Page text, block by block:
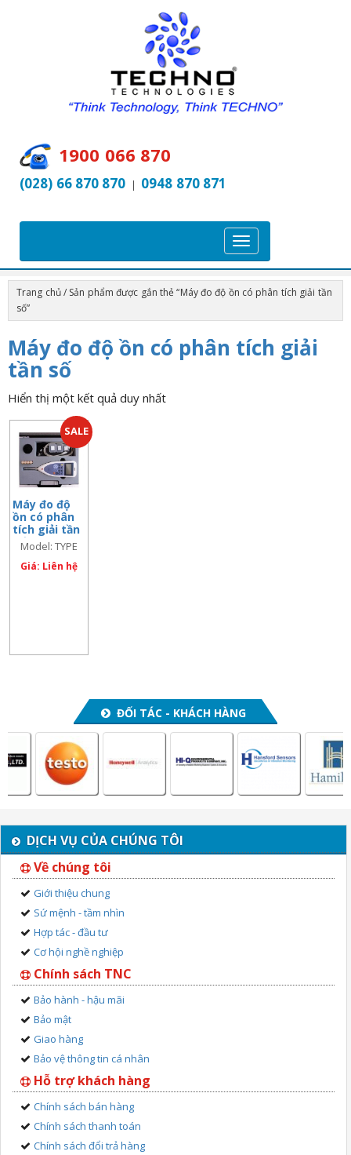
1900 066 870
(028) 66 870 870 | 0948 870 871
T
o
g
l
e
Trang chủ/ Sản phẩm được gắn thẻ “Máy đo độ ồn có phân tích giải tần
số”
Máy đo độ ồn có phân tích giải
tần số
Hiển thị một kết quả duy nhất
SALE
Máy đo độ
ồn có phân
tích giải tần
số TYPE 6236
Model: TYPE
6236
Giá: Liên hệ
ĐỐI TÁC - KHÁCH HÀNG
DỊCH VỤ CỦA CHÚNG TÔI
Về chúng tôi
Giới thiệu chung
Sứ mệnh - tầm nhìn
Hợp tác - đầu tư
Cơ hội nghề nghiệp
Chính sách TNC
Bảo hành - hậu mãi
Bảo mật
Giao hàng
Bảo vệ thông tin cá nhân
Hỗ trợ khách hàng
Chính sách bán hàng
Chính sách thanh toán
Chính sách đổi trả hàng